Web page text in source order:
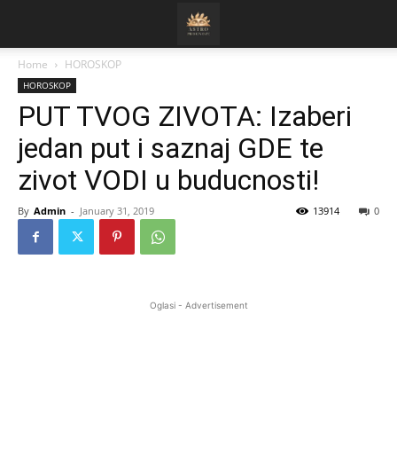
Home HOROSKOP
HOROSKOP
PUT TVOG ZIVOTA: Izaberi
jedan put i saznaj GDE te
zivot VODI u buducnosti!
By Admin - January 31, 2019 0
13914
Oglasi - Advertisement